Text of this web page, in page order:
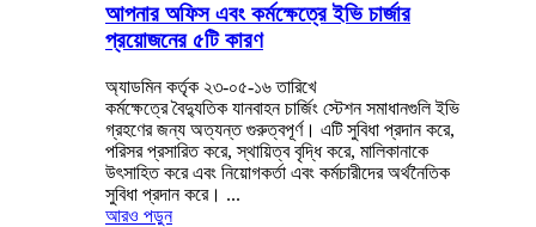
আপনার অফিস এবং কর্মক্ষেত্রে ইভি চার্জার
প্রয়োজনের ৫টি কারণ
অ্যাডমিন কর্তৃক ২৩-০৫-১৬ তারিখে
কর্মক্ষেত্রে বৈদ্যুতিক যানবাহন চার্জিং স্টেশন সমাধানগুলি ইভি
গ্রহণের জন্য অত্যন্ত গুরুত্বপূর্ণ। এটি সুবিধা প্রদান করে,
পরিসর প্রসারিত করে, স্থায়িত্ব বৃদ্ধি করে, মালিকানাকে
উৎসাহিত করে এবং নিয়োগকর্তা এবং কর্মচারীদের অর্থনৈতিক
সুবিধা প্রদান করে। ...
আরও পড়ুন